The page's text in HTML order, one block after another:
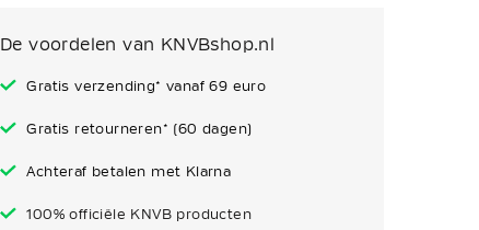
De voordelen van KNVBshop.nl
Gratis verzending* vanaf 69 euro
Gratis retourneren* (60 dagen)
Achteraf betalen met Klarna
100% officiële KNVB producten